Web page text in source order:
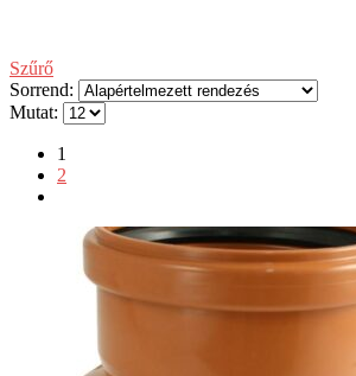
Szűrő
Sorrend:
Mutat:
1
2